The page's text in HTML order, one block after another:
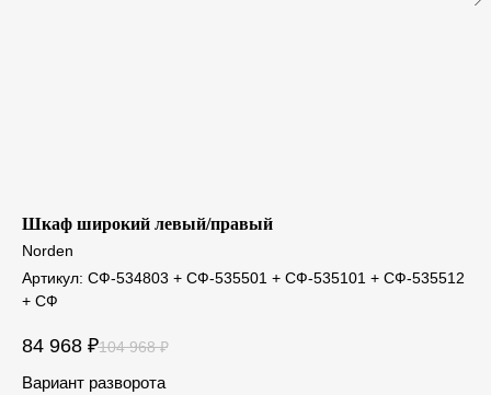
Шкаф широкий левый/правый
Norden
Артикул: СФ-534803 + СФ-535501 + СФ-535101 + СФ-535512
+ СФ
84 968 ₽104 968 ₽
Вариант разворота